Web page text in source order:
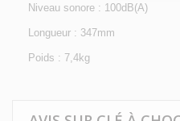
Niveau sonore : 100dB(A)
Longueur : 347mm
Poids : 7,4kg